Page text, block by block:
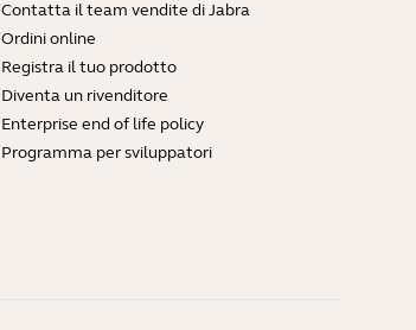
Contatta il team vendite di Jabra
Ordini online
Registra il tuo prodotto
Diventa un rivenditore
Enterprise end of life policy
Programma per sviluppatori